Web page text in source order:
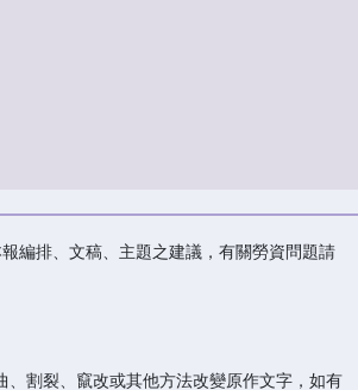
編排、文稿、主題之建議，有關勞資問題請
割裂、竄改或其他方法改變原作文字，如有